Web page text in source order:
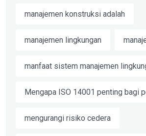
manajemen konstruksi adalah
manajemen lingkungan
manfaat sistem manajemen
Mengapa ISO 14001 penting bagi
mengurangi risiko cedera